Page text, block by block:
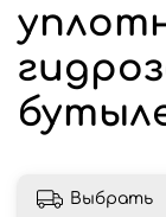
Выбрать